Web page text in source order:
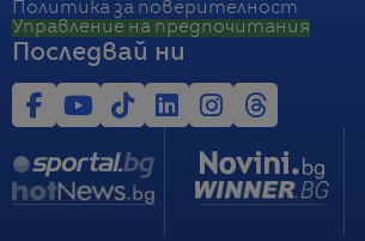
Политика за поверителност
Управление на предпочитания
Последвай ни